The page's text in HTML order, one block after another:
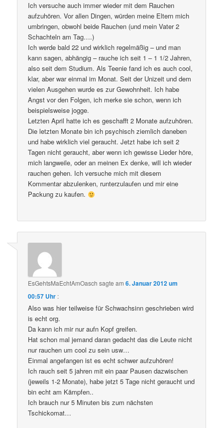
Ich versuche auch immer wieder mit dem Rauchen
aufzuhören. Vor allen Dingen, würden meine Eltern mich
umbringen, obwohl beide Rauchen (und mein Vater 2
Schachteln am Tag….)
Ich werde bald 22 und wirklich regelmäßig – und man
kann sagen, abhängig – rauche ich seit 1 – 1 1/2 Jahren,
also seit dem Studium. Als Teenie fand ich es auch cool,
klar, aber war einmal im Monat. Seit der Unizeit und dem
vielen Ausgehen wurde es zur Gewohnheit. Ich habe
Angst vor den Folgen, ich merke sie schon, wenn ich
beispielsweise jogge.
Letzten April hatte ich es geschafft 2 Monate aufzuhören.
Die letzten Monate bin ich psychisch ziemlich daneben
und habe wirklich viel geraucht. Jetzt habe ich seit 2
Tagen nicht geraucht, aber wenn ich gewisse Lieder höre,
mich langweile, oder an meinen Ex denke, will ich wieder
rauchen gehen. Ich versuche mich mit diesem
Kommentar abzulenken, runterzulaufen und mir eine
Packung zu kaufen.
EsGehtsMaEchtAmOasch sagte am6. Januar 2012 um
00:57 Uhr :
Also was hier teilweise für Schwachsinn geschrieben wird
is echt org.
Da kann ich mir nur aufn Kopf greifen.
Hat schon mal jemand daran gedacht das die Leute nicht
nur rauchen um cool zu sein usw…
Einmal angefangen ist es echt schwer aufzuhören!
Ich rauch seit 5 jahren mit ein paar Pausen dazwischen
(jeweils 1-2 Monate), habe jetzt 5 Tage nicht geraucht und
bin echt am Kämpfen..
Ich brauch nur 5 Minuten bis zum nächsten
Tschickomat…